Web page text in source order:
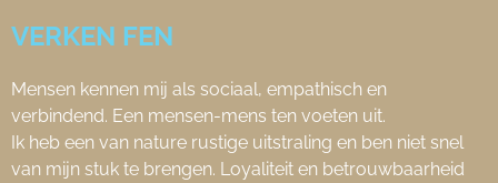
VERKEN FEN
Mensen kennen mij als sociaal, empathisch en
verbindend. Een mensen-mens ten voeten uit.
Ik heb een van nature rustige uitstraling en ben niet snel
van mijn stuk te brengen. Loyaliteit en betrouwbaarheid